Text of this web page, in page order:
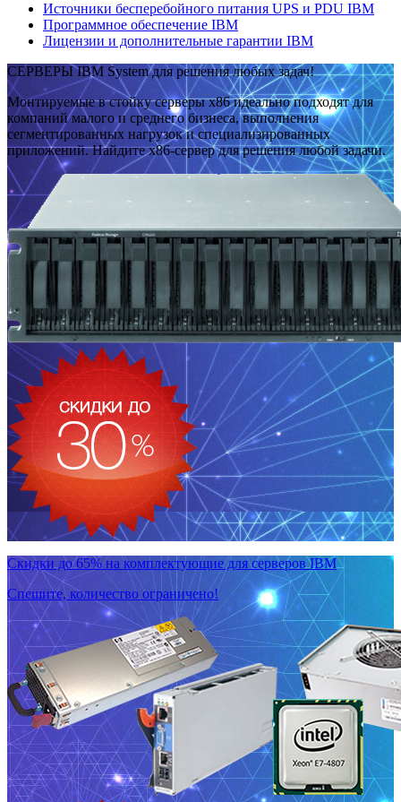
Источники бесперебойного питания UPS и PDU IBM
Программное обеспечение IBM
Лицензии и дополнительные гарантии IBM
СЕРВЕРЫ IBM System для решения любых задач!
Монтируемые в стойку серверы x86 идеально подходят для
компаний малого и среднего бизнеса, выполнения
сегментированных нагрузок и специализированных
приложений. Найдите x86-сервер для решения любой задачи.
Скидки до 65% на комплектующие для серверов IBM
Спешите, количество ограничено!